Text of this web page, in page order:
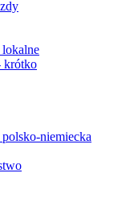
lokalne
krótko
polsko-niemiecka